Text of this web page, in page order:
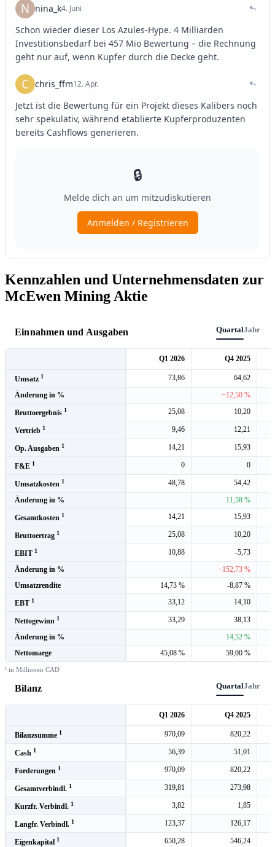
Kennzahlen und Unternehmensdaten zur
McEwen Mining Aktie
Einnahmen und Ausgaben QuartalJahr
Q1 2026 Q4 2025
Umsatz 1 73,86
64,62
Änderung in %
−12,50 %
Bruttoergebnis 1 25,08 10,20
Vertrieb 1 9,46 12,21
Op. Ausgaben 1 14,21 15,93
F&E 1 0 0
Umsatzkosten 1 48,78
54,42
Änderung in %
11,58 %
Gesamtkosten 1 14,21 15,93
Bruttoertrag 1 25,08 10,20
EBIT 1 10,88
-5,73
Änderung in %
−152,73 %
Umsatzrendite
14,73 % -8,87 %
EBT 1 33,12 14,10
Nettogewinn 1 33,29
38,13
Änderung in %
14,52 %
Nettomarge
45,08 % 59,00 %
¹ in Millionen CAD
Bilanz QuartalJahr
Q1 2026 Q4 2025
Bilanzsumme 1 970,09 820,22
Cash 1 56,39 51,01
Forderungen 1 970,09 820,22
Gesamtverbindl. 1 319,81 273,98
Kurzfr. Verbindl. 1 3,82 1,85
Langfr. Verbindl. 1 123,37 126,17
Eigenkapital 1 650,28
546,24